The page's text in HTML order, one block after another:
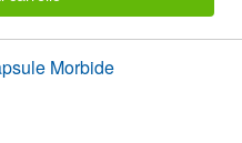
Morbide